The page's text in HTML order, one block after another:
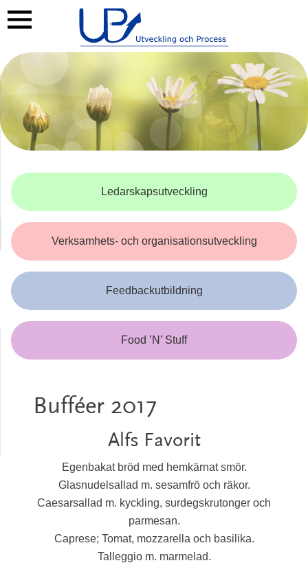
Ledarskapsutveckling
Verksamhets- och organisationsutveckling
Feedbackutbildning
Food ’N’ Stuff
Bufféer 2017
Alfs Favorit
Egenbakat bröd med hemkärnat smör.
Glasnudelsallad m. sesamfrö och räkor.
Caesarsallad m. kyckling, surdegskrutonger och
parmesan.
Caprese; Tomat, mozzarella och basilika.
Talleggio m. marmelad.